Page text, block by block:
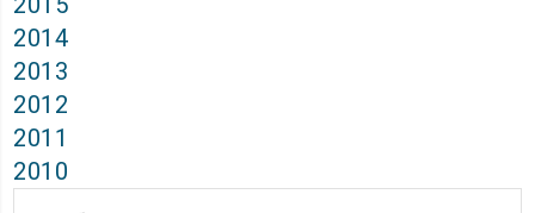
2014
2013
2012
2011
2010